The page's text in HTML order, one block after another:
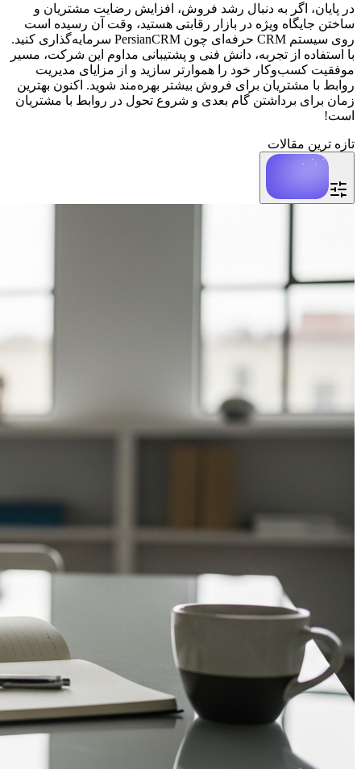
در پایان، اگر به دنبال رشد فروش، افزایش رضایت مشتریان و
ساختن جایگاه ویژه در بازار رقابتی هستید، وقت آن رسیده است
روی سیستم CRM حرفه‌ای چون PersianCRM سرمایه‌گذاری کنید.
با استفاده از تجربه، دانش فنی و پشتیبانی مداوم این شرکت، مسیر
موفقیت کسب‌وکار خود را هموارتر سازید و از مزایای مدیریت
روابط با مشتریان برای فروش بیشتر بهره‌مند شوید. اکنون بهترین
زمان برای برداشتن گام بعدی و شروع تحول در روابط با مشتریان
است!
تازه ترین مقالات